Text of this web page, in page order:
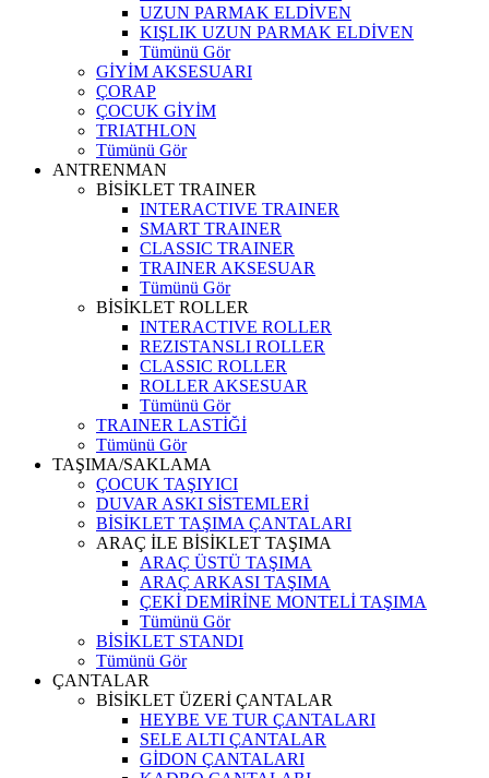
UZUN PARMAK ELDİVEN
KIŞLIK UZUN PARMAK ELDİVEN
Tümünü Gör
GİYİM AKSESUARI
ÇORAP
ÇOCUK GİYİM
TRIATHLON
Tümünü Gör
ANTRENMAN
BİSİKLET TRAINER
INTERACTIVE TRAINER
SMART TRAINER
CLASSIC TRAINER
TRAINER AKSESUAR
Tümünü Gör
BİSİKLET ROLLER
INTERACTIVE ROLLER
REZISTANSLI ROLLER
CLASSIC ROLLER
ROLLER AKSESUAR
Tümünü Gör
TRAINER LASTİĞİ
Tümünü Gör
TAŞIMA/SAKLAMA
ÇOCUK TAŞIYICI
DUVAR ASKI SİSTEMLERİ
BİSİKLET TAŞIMA ÇANTALARI
ARAÇ İLE BİSİKLET TAŞIMA
ARAÇ ÜSTÜ TAŞIMA
ARAÇ ARKASI TAŞIMA
ÇEKİ DEMİRİNE MONTELİ TAŞIMA
Tümünü Gör
BİSİKLET STANDI
Tümünü Gör
ÇANTALAR
BİSİKLET ÜZERİ ÇANTALAR
HEYBE VE TUR ÇANTALARI
SELE ALTI ÇANTALAR
GİDON ÇANTALARI